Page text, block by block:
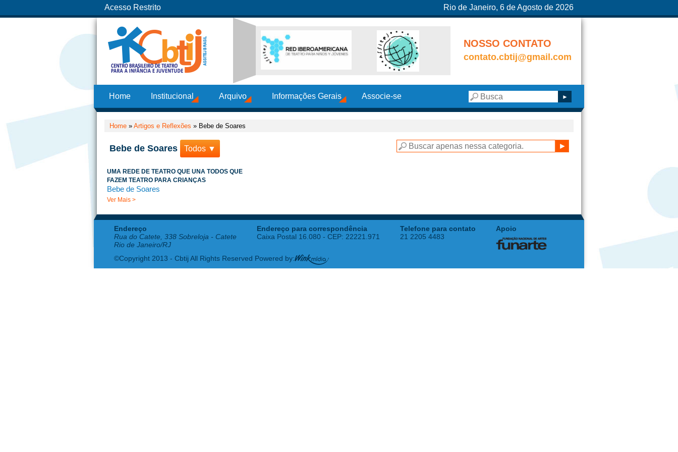
Acesso Restrito Rio de Janeiro, 6 de Agosto de 2026
NOSSO CONTATO
contato.cbtij@gmail.com
Home Institucional Arquivo Informações Gerais Associe-se
Home » Artigos e Reflexões » Bebe de Soares
Bebe de Soares Todos ▼
UMA REDE DE TEATRO QUE UNA TODOS QUE
FAZEM TEATRO PARA CRIANÇAS
Bebe de Soares
Ver Mais >
Endereço
Rua do Catete, 338 Sobreloja - Catete
Rio de Janeiro/RJ
Endereço para correspondência
Caixa Postal 16.080 - CEP: 22221.971
Telefone para contato
21 2205 4483
Apoio
©Copyright 2013 - Cbtij All Rights Reserved Powered by: